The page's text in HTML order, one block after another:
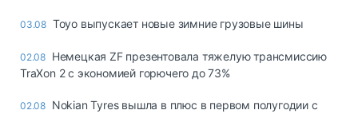
03.08 Toyo выпускает новые зимние грузовые шины
02.08 Немецкая ZF презентовала тяжелую трансмиссию
TraXon 2 с экономией горючего до 73%
02.08 Nokian Tyres вышла в плюс в первом полугодии с